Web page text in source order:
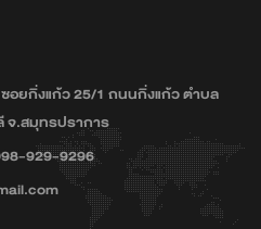
อยกิ่งแก้ว 25/1 ถนนกิ่งแก้ว ตำบล
จ.สมุทรปราการ
929-9296